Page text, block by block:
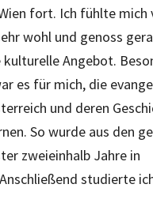
fort. Ich fühlte mich
wohl und genoss
Angebot.
es für mich, die
und deren
So wurde aus den
zweieinhalb Jahre in
studierte